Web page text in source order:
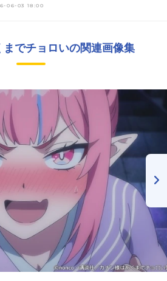
06-03 18:00
までチョロいの関連画像集